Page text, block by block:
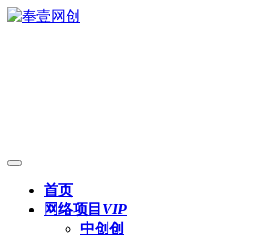
首页
网络项目 VIP
中创创